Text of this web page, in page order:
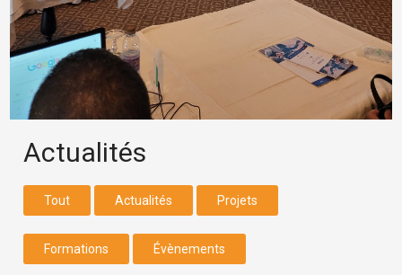
Actualités
Tout Actualités Projets
Formations Évènements